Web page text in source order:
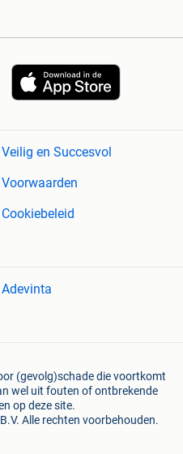
Veilig en Succesvol
Voorwaarden
Cookiebeleid
Adevinta
(gevolg)schade die voortkomt
wel uit fouten of ontbrekende
op deze site.
Alle rechten voorbehouden.